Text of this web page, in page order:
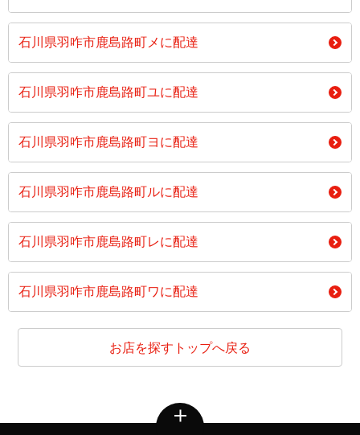
石川県羽咋市鹿島路町メに配達
石川県羽咋市鹿島路町ユに配達
石川県羽咋市鹿島路町ヨに配達
石川県羽咋市鹿島路町ルに配達
石川県羽咋市鹿島路町レに配達
石川県羽咋市鹿島路町ワに配達
お店を探すトップへ戻る